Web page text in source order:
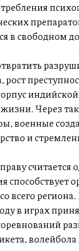
в свободном
рост
Через
военные
и
способствует
всего
в играх
волейбола